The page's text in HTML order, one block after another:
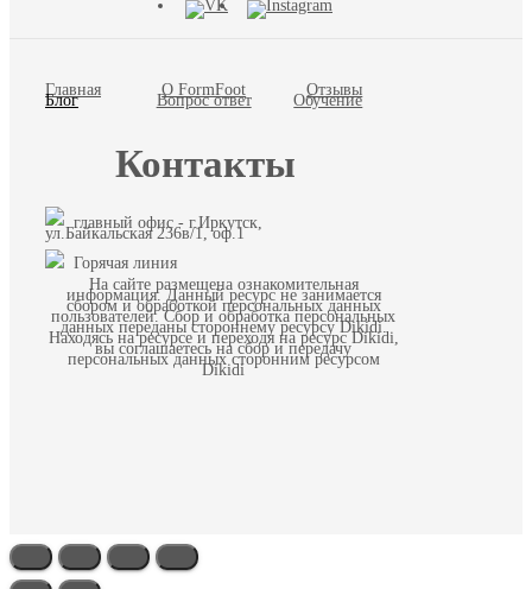
Главная О FormFoot Отзывы
Блог Вопрос ответ Обучение
Контакты
главный офис - г.Иркутск,
ул.Байкальская 236в/1, оф.1
Горячая линия
На сайте размещена ознакомительная
информация. Данный ресурс не занимается
сбором и обработкой персональных данных
пользователей. Сбор и обработка персональных
данных переданы стороннему ресурсу Dikidi.
Находясь на ресурсе и переходя на ресурс Dikidi,
вы соглашаетесь на сбор и передачу
персональных данных сторонним ресурсом
Dikidi